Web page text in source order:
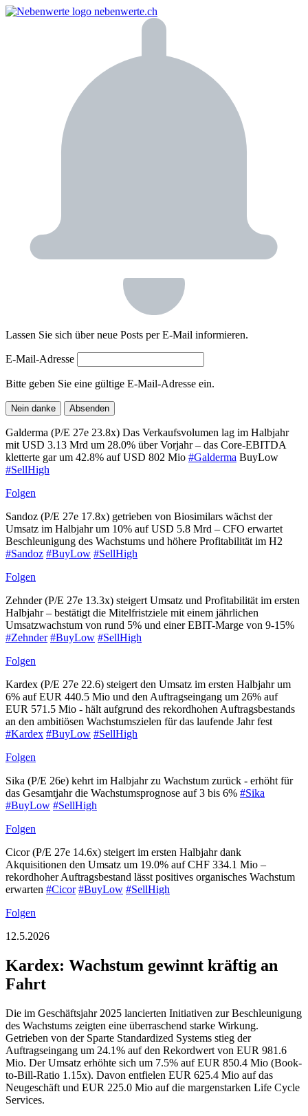
nebenwerte.ch
Lassen Sie sich über neue Posts per E-Mail informieren.
E-Mail-Adresse
Bitte geben Sie eine gültige E-Mail-Adresse ein.
Nein danke Absenden
Galderma (P/E 27e 23.8x) Das Verkaufsvolumen lag im Halbjahr
mit USD 3.13 Mrd um 28.0% über Vorjahr – das Core-EBITDA
kletterte gar um 42.8% auf USD 802 Mio #Galderma BuyLow
#SellHigh
Folgen
Sandoz (P/E 27e 17.8x) getrieben von Biosimilars wächst der
Umsatz im Halbjahr um 10% auf USD 5.8 Mrd – CFO erwartet
Beschleunigung des Wachstums und höhere Profitabilität im H2
#Sandoz #BuyLow #SellHigh
Folgen
Zehnder (P/E 27e 13.3x) steigert Umsatz und Profitabilität im ersten
Halbjahr – bestätigt die Mitelfristziele mit einem jährlichen
Umsatzwachstum von rund 5% und einer EBIT-Marge von 9-15%
#Zehnder #BuyLow #SellHigh
Folgen
Kardex (P/E 27e 22.6) steigert den Umsatz im ersten Halbjahr um
6% auf EUR 440.5 Mio und den Auftragseingang um 26% auf
EUR 571.5 Mio - hält aufgrund des rekordhohen Auftragsbestands
an den ambitiösen Wachstumszielen für das laufende Jahr fest
#Kardex #BuyLow #SellHigh
Folgen
Sika (P/E 26e) kehrt im Halbjahr zu Wachstum zurück - erhöht für
das Gesamtjahr die Wachstumsprognose auf 3 bis 6% #Sika
#BuyLow #SellHigh
Folgen
Cicor (P/E 27e 14.6x) steigert im ersten Halbjahr dank
Akquisitionen den Umsatz um 19.0% auf CHF 334.1 Mio –
rekordhoher Auftragsbestand lässt positives organisches Wachstum
erwarten #Cicor #BuyLow #SellHigh
Folgen
12.5.2026
Kardex: Wachstum gewinnt kräftig an
Fahrt
Die im Geschäftsjahr 2025 lancierten Initiativen zur Beschleunigung
des Wachstums zeigten eine überraschend starke Wirkung.
Getrieben von der Sparte Standardized Systems stieg der
Auftragseingang um 24.1% auf den Rekordwert von EUR 981.6
Mio. Der Umsatz erhöhte sich um 7.5% auf EUR 850.4 Mio (Book-
to-Bill-Ratio 1.15x). Davon entfielen EUR 625.4 Mio auf das
Neugeschäft und EUR 225.0 Mio auf die margenstarken Life Cycle
Services.